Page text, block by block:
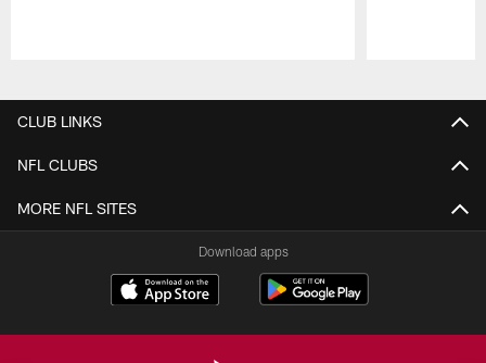
CLUB LINKS
NFL CLUBS
MORE NFL SITES
Download apps